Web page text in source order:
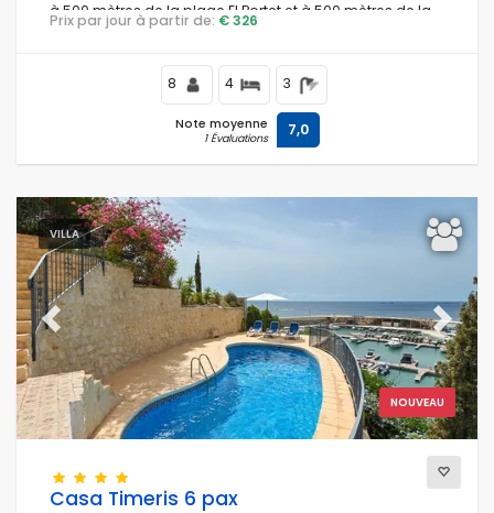
à 500 mètres de la plage El Portet et à 500 mètres de la
mer Méditerranée.
Prix par jour à partir de: € 326
8 4 3
Note moyenne
1 Évaluations 7,0
VILLA
NOUVEAU
Previous Next
Casa Timeris 6 pax